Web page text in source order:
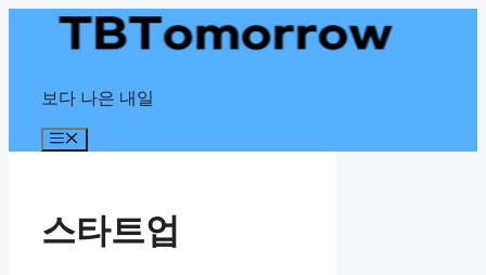
보다 나은 내일
Menu
스타트업